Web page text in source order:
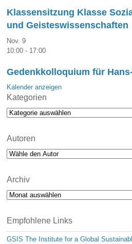
Klassensitzung Klasse
und Geisteswissenschaften
Nov.9
10:00 - 17:00
Gedenkkolloquium für
Kalender anzeigen
Kategorien
Kategorien
Autoren
Archiv
Archiv
Empfohlene Links
GSIS The Institute for a Global